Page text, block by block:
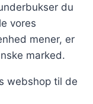
du
vores
mener, er
marked.
webshop til de